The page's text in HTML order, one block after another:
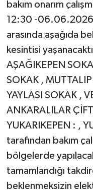
bakım onarım
12:30 -
arasında aşağıda
kesintisi
AŞAĞIKEPEN
SOKAK , MUTTALIP
YAYLASI SOKAK ,
ANKARALILAR
YUKARIKEPEN : ,
tarafından bakım
bölgelerde
tamamlandığı
beklenmeksizin